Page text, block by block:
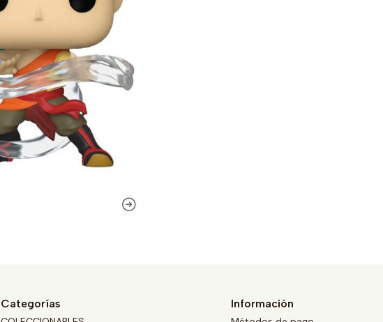
Categorías Información